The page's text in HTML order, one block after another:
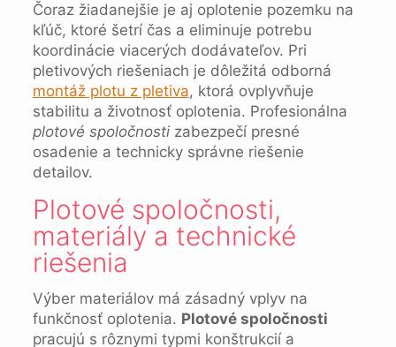
Čoraz žiadanejšie je aj oplotenie pozemku na
kľúč, ktoré šetrí čas a eliminuje potrebu
koordinácie viacerých dodávateľov. Pri
pletivových riešeniach je dôležitá odborná
montáž plotu z pletiva, ktorá ovplyvňuje
stabilitu a životnosť oplotenia. Profesionálna
plotové spoločnostizabezpečí presné
osadenie a technicky správne riešenie
detailov.
Plotové spoločnosti,
materiály a technické
riešenia
Výber materiálov má zásadný vplyv na
funkčnosť oplotenia. Plotové spoločnosti
pracujú s rôznymi typmi konštrukcií a